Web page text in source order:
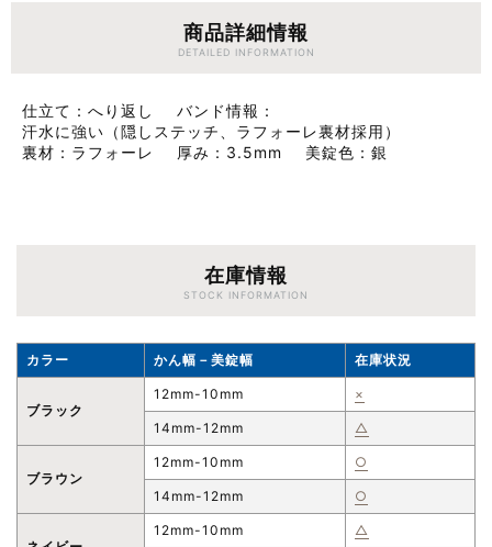
商品詳細情報
DETAILED INFORMATION
仕立て へり返し
バンド情報
汗水に強い（隠しステッチ、ラフォーレ裏材採用）
裏材
ラフォーレ 厚み 3.5mm 美錠色 銀
在庫情報
STOCK INFORMATION
カラー かん幅－美錠幅 在庫状況
ブラック
12mm-10mm ×
14mm-12mm △
ブラウン
12mm-10mm ○
14mm-12mm ○
12mm-10mm △